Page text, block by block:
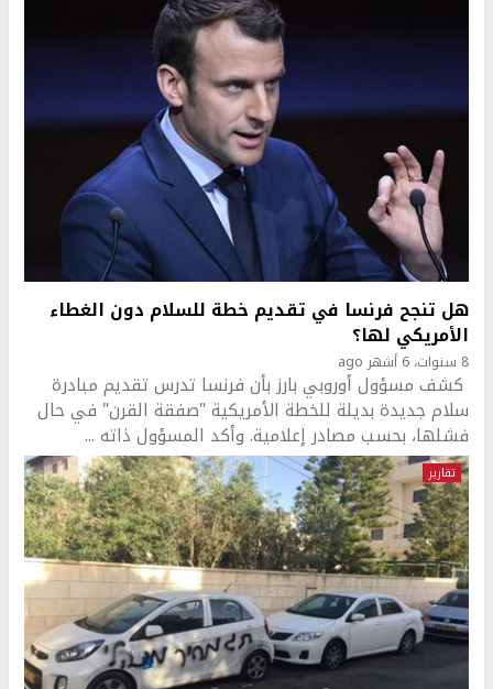
هل تنجح فرنسا في تقديم خطة للسلام دون الغطاء
الأمريكي لها؟
8 سنوات، 6 أشهر ago
كشف مسؤول أوروبي بارز بأن فرنسا تدرس تقديم مبادرة
سلام جديدة بديلة للخطة الأمريكية "صفقة القرن" في حال
فشلها، بحسب مصادر إعلامية. وأكد المسؤول ذاته ...
تقارير